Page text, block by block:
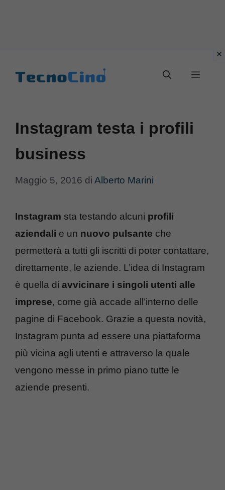
Menu
Instagram testa i profili
business
Maggio 5, 2016 di Alberto Marini
Instagram sta testando alcuni profili
aziendali e un nuovo pulsante che
permetterà a tutti gli iscritti di poter contattare,
direttamente, le aziende. L’idea di Instagram
è quella di avvicinare i singoli utenti alle
imprese, come già accade all’interno delle
pagine di Facebook. Grazie a questa novità,
Instagram punta ad essere una piattaforma
più vicina agli utenti e attraverso la quale
vengono messe in primo piano tutte le
aziende presenti.